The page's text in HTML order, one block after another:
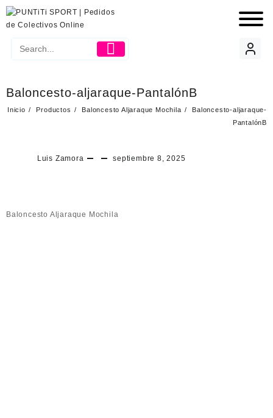
Baloncesto-aljaraque-PantalónB
Inicio Productos Baloncesto Aljaraque Mochila
Baloncesto-aljaraque-
PantalónB
Luis Zamora septiembre 8, 2025
Baloncesto Aljaraque Mochila